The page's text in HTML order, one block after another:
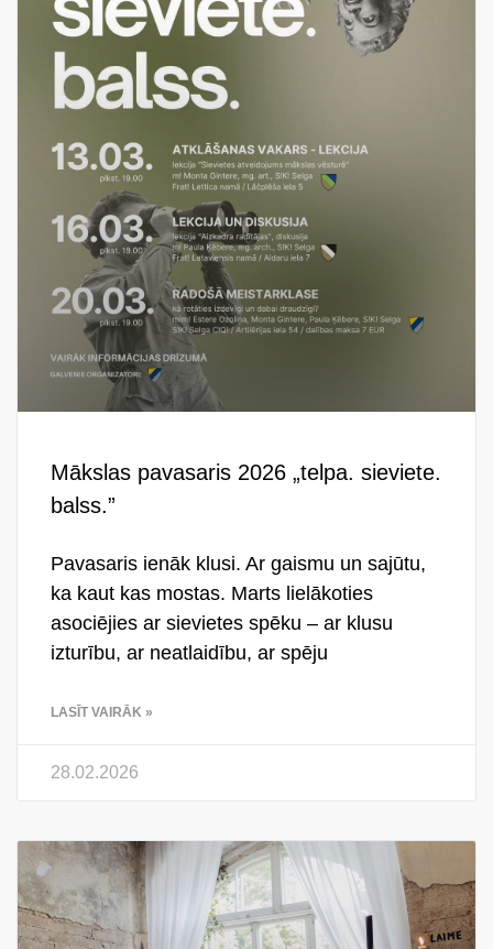
Mākslas pavasaris 2026 „telpa. sieviete.
balss.”
Pavasaris ienāk klusi. Ar gaismu un sajūtu,
ka kaut kas mostas. Marts lielākoties
asociējies ar sievietes spēku – ar klusu
izturību, ar neatlaidību, ar spēju
LASĪT VAIRĀK »
28.02.2026